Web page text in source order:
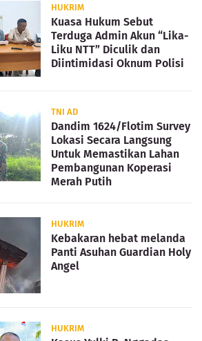
HUKRIM
Kuasa Hukum Sebut
Terduga Admin Akun “Lika-
Liku NTT” Diculik dan
Diintimidasi Oknum Polisi
TNI AD
Dandim 1624/Flotim Survey
Lokasi Secara Langsung
Untuk Memastikan Lahan
Pembangunan Koperasi
Merah Putih
HUKRIM
Kebakaran hebat melanda
Panti Asuhan Guardian Holy
Angel
HUKRIM